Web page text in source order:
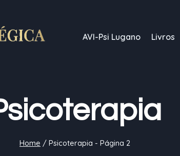
AVI-Psi Lugano Livros
Home / Psicoterapia - Página 2